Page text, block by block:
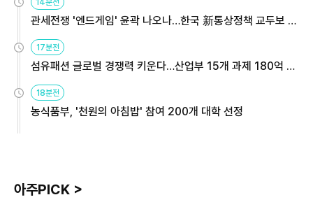
14분전
관세전쟁 '엔드게임' 윤곽 나오나…한국 新통상정책 교두보 활
용해야
17분전
섬유패션 글로벌 경쟁력 키운다…산업부 15개 과제 180억 지
원
18분전
농식품부, '천원의 아침밥' 참여 200개 대학 선정
아주PICK >